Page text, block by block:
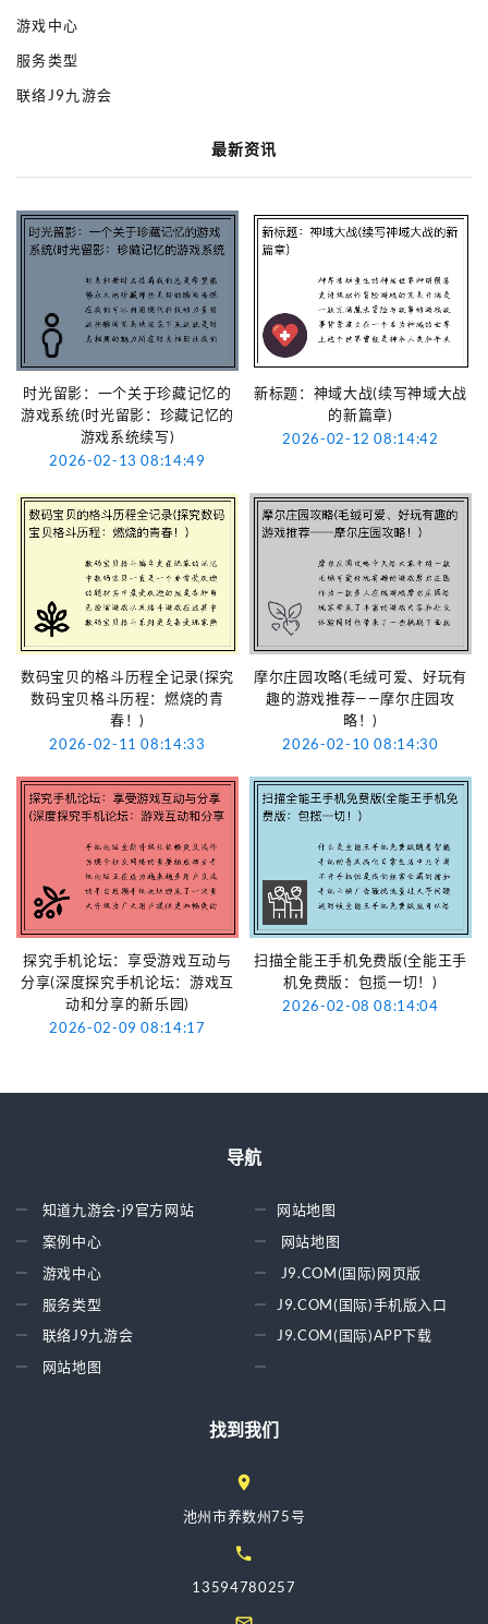
游戏中心
服务类型
联络J9九游会
最新资讯
时光留影：一个关于珍藏记忆的
游戏系统(时光留影：珍藏记忆的
游戏系统续写)
2026-02-13 08:14:49
新标题：神域大战(续写神域大战
的新篇章)
2026-02-12 08:14:42
数码宝贝的格斗历程全记录(探究
数码宝贝格斗历程：燃烧的青
春！)
2026-02-11 08:14:33
摩尔庄园攻略(毛绒可爱、好玩有
趣的游戏推荐——摩尔庄园攻
略！)
2026-02-10 08:14:30
探究手机论坛：享受游戏互动与
分享(深度探究手机论坛：游戏互
动和分享的新乐园)
2026-02-09 08:14:17
扫描全能王手机免费版(全能王手
机免费版：包揽一切！)
2026-02-08 08:14:04
导航
知道九游会·j9官方网站
案例中心
游戏中心
服务类型
联络J9九游会
网站地图
网站地图
网站地图
J9.COM(国际)网页版
J9.COM(国际)手机版入口
J9.COM(国际)APP下载
找到我们
池州市养数州75号
13594780257